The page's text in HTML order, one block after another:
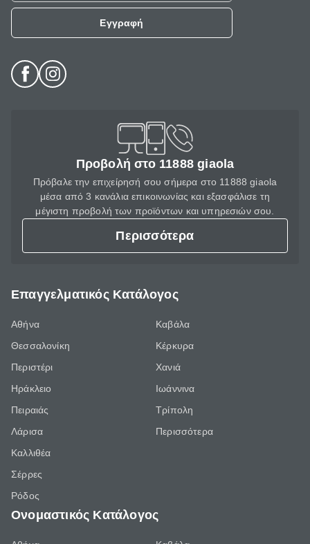
Εγγραφή
Προβολή στο 11888 giaola
Πρόβαλε την επιχείρησή σου σήμερα στο 11888 giaola
μέσα από 3 κανάλια επικοινωνίας και εξασφάλισε τη
μέγιστη προβολή των προϊόντων και υπηρεσιών σου.
Περισσότερα
Επαγγελματικός Κατάλογος
Αθήνα
Θεσσαλονίκη
Περιστέρι
Ηράκλειο
Πειραιάς
Λάρισα
Καλλιθέα
Σέρρες
Ρόδος
Καβάλα
Κέρκυρα
Χανιά
Ιωάννινα
Τρίπολη
Περισσότερα
Ονομαστικός Κατάλογος